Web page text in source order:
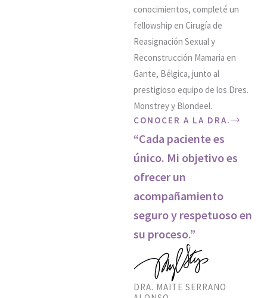
conocimientos, completé un
fellowship en Cirugía de
Reasignación Sexual y
Reconstrucción Mamaria en
Gante, Bélgica, junto al
prestigioso equipo de los Dres.
Monstrey y Blondeel.
CONOCER A LA DRA.
“Cada paciente es
único. Mi objetivo es
ofrecer un
acompañamiento
seguro y respetuoso en
su proceso.”
DRA. MAITE SERRANO